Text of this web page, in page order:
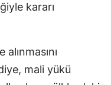
kararı
mali yükü